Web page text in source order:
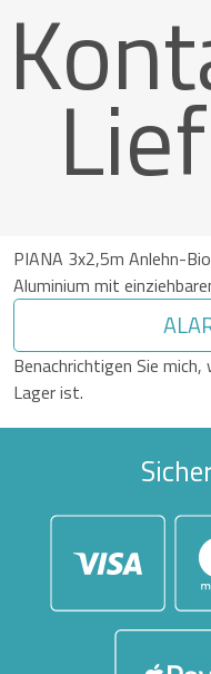
PIANA 3x2,5m Anlehn-
Aluminium mit
Benachrichtigen Sie
Lager ist.